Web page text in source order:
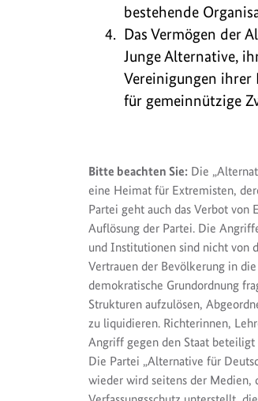
bestehende
Das Vermögen der
Junge Alternative,
Vereinigungen ihrer
für gemeinnützige
Bitte beachten Sie: Die
eine Heimat für Extremisten,
Partei geht auch das Verbot von
Auflösung der Partei. Die
und Institutionen sind nicht von
Vertrauen der Bevölkerung in
demokratische Grundordnung
Strukturen aufzulösen,
zu liquidieren. Richterinnen,
Angriff gegen den Staat beteiligt
Die Partei „Alternative für
wieder wird seitens der Medien,